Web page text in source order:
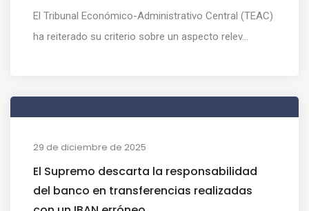
El Tribunal Económico-Administrativo Central (TEAC)
ha reiterado su criterio sobre un aspecto relev...
29 de diciembre de 2025
El Supremo descarta la responsabilidad
del banco en transferencias realizadas